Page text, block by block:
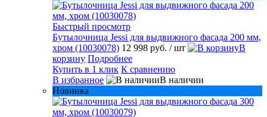
Быстрый просмотр
Бутылочница Jessi для выдвижного фасада 200 мм,
хром (10030078) 12 998 руб. / шт
В
корзину Подробнее
Купить в 1 клик К сравнению
В избранное
В наличии
Новинка